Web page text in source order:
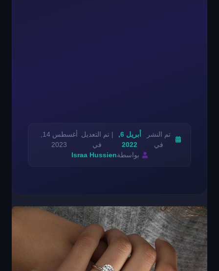
تم النشر
في
أبريل 6,
2022
| تم التعديل
في
أغسطس 14,
2023
بواسطةIsraa Hussien